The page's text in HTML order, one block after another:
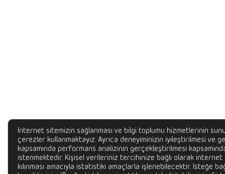
İnternet sitemizin sağlanması ve bilgi toplumu hizmetlerinin
çerezler kullanmaktayız. Ayrıca deneyiminizin iyileştirilmesi ve
kapsamında performans analizinin gerçekleştirilmesi
istenmektedir. Kişisel verileriniz tercihinize bağlı olarak internet
kılınması amacıyla istatistiki amaçlarla işlenebilecektir. İsteğe